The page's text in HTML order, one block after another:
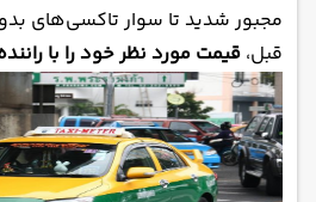
مجبور شدید تا سوار تاکسی‌های
قبل، قیمت مورد نظر خود را با